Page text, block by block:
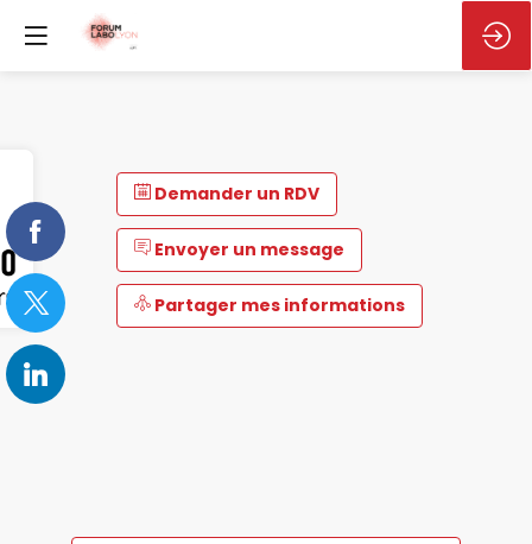
Demander un RDV
Envoyer un message
Partager mes informations